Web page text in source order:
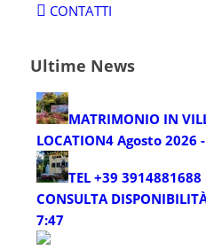
CONTATTI
Ultime News
MATRIMONIO IN
LOCATION4 Agosto 2026
TEL +39
CONSULTA
7:47